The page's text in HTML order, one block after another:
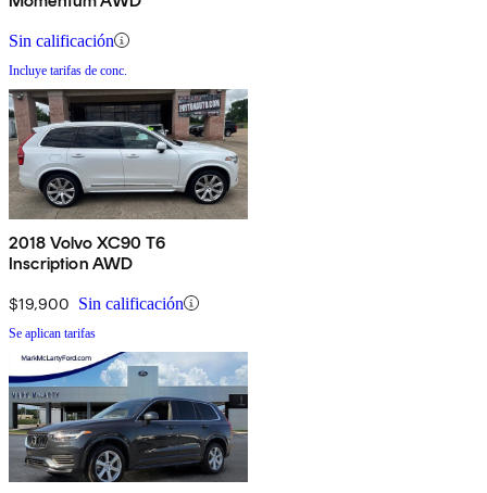
Sin calificación
Incluye tarifas de conc.
2018 Volvo XC90 T6
Inscription AWD
$19,900 Sin calificación
Se aplican tarifas